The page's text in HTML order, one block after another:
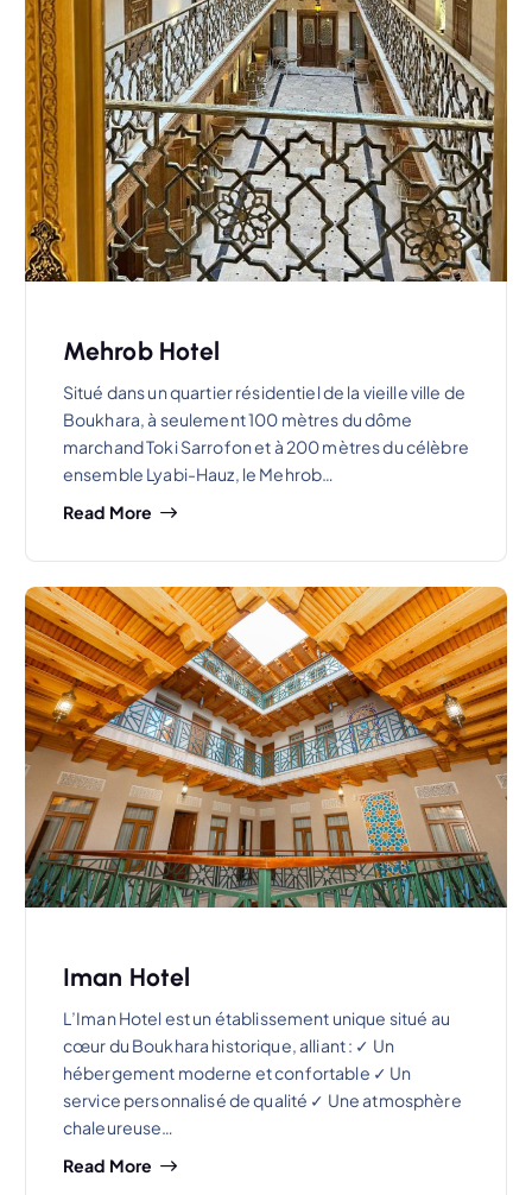
Mehrob Hotel
Situé dans un quartier résidentiel de la vieille ville de
Boukhara, à seulement 100 mètres du dôme
marchand Toki Sarrofon et à 200 mètres du célèbre
ensemble Lyabi-Hauz, le Mehrob…
Read More
Iman Hotel
L’Iman Hotel est un établissement unique situé au
cœur du Boukhara historique, alliant : ✓ Un
hébergement moderne et confortable ✓ Un
service personnalisé de qualité ✓ Une atmosphère
chaleureuse…
Read More